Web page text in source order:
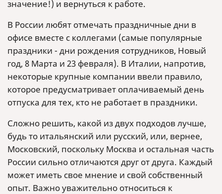
значение!) и вернуться к работе.
В России любят отмечать праздничные дни в
офисе вместе с коллегами (самые популярные
праздники - дни рождения сотрудников, Новый
год, 8 Марта и 23 февраля). В Италии, напротив,
некоторые крупные компании ввели правило,
которое предусматривает оплачиваемый день
отпуска для тех, кто не работает в праздники.
Сложно решить, какой из двух подходов лучше,
будь то итальянский или русский, или, вернее,
Московский, поскольку Москва и остальная часть
России сильно отличаются друг от друга. Каждый
может иметь свое мнение и свой собственный
опыт. Важно уважительно относиться к